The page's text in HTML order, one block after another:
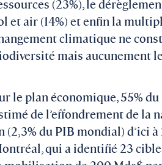
(23%), le
et air (14%) et enfin la
climatique ne
mais aucunement
le plan économique, 55%
de l’effondrement de la
(2,3% du PIB mondial) d’ici
qui a identifié 23